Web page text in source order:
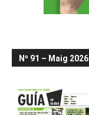
Nº 91 – Maig 2026